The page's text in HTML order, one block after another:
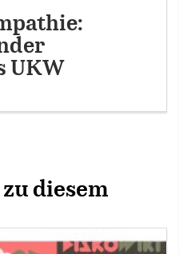
UKW
diesem